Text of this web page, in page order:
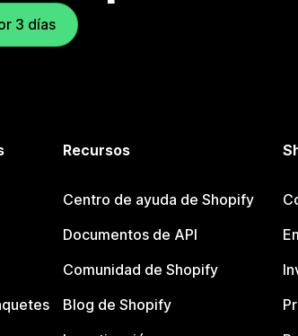
3 días
Recursos
Centro de ayuda de Shopify
Documentos de API
Comunidad de Shopify
Blog de Shopify